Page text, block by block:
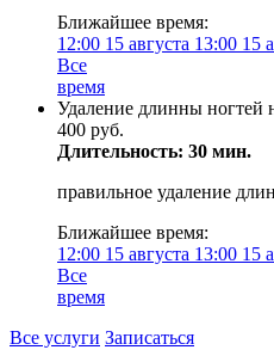
Ближайшее время:
12:00 15 августа 13:00 15
Все
время
Удаление длинны ногтей
400 руб.
Длительность: 30 мин.
правильное удаление
Ближайшее время:
12:00 15 августа 13:00 15
Все
время
Все услуги Записаться